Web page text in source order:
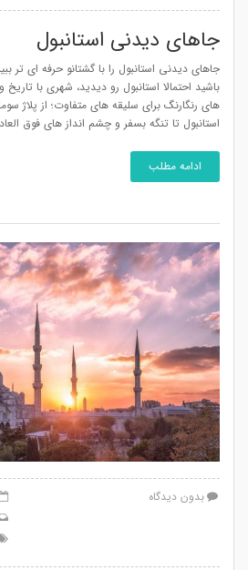
جاهای دیدنی استانبول
جاهای دیدنی استانبول را با گشتانو حرفه ای تر
باشید احتمالا استانبول رو دیدید، شهری با
های رنگارنگ برای سلیقه های متفاوت؛ از پلاژ
استانبول تا تنگه بسفر و چشم انداز های فوق
ادامه مطلب
بدون دیدگاه